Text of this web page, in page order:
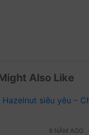
Also Like
6 NĂM AGO